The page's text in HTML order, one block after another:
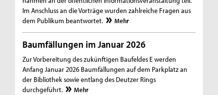
Im Anschluss an die Vorträge wurden zahlreiche Fragen aus
dem Publikum beantwortet.
Mehr
Baumfällungen im Januar 2026
Zur Vorbereitung des zukünftigen Baufeldes E werden
Anfang Januar 2026 Baumfällungen auf dem Parkplatz an
der Bibliothek sowie entlang des Deutzer Rings
durchgeführt.
Mehr